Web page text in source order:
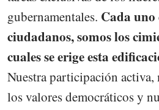
gubernamentales. Cada uno
ciudadanos, somos los
cuales se erige esta
Nuestra participación activa,
los valores democráticos y